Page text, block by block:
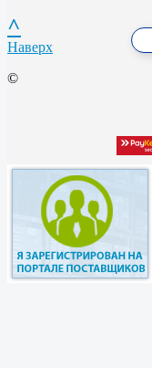
^
Наверх
©